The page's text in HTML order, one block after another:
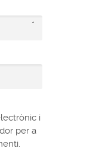
*
i
per a